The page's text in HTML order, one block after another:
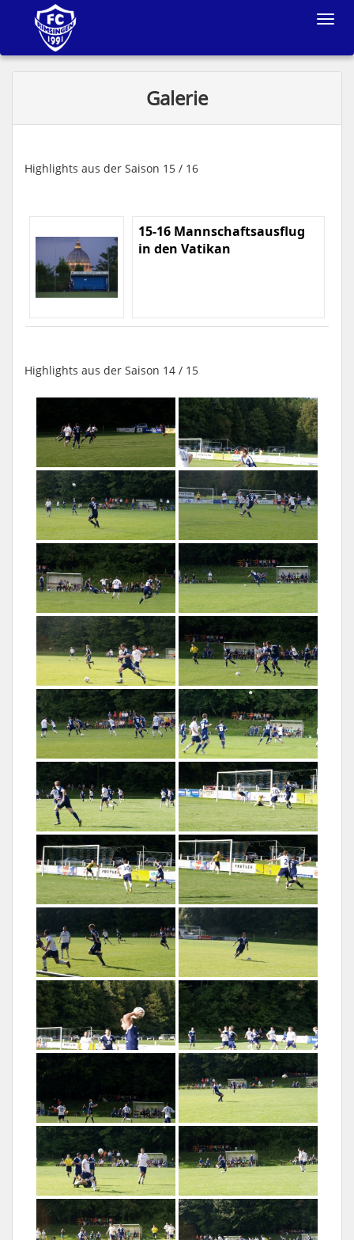
Toggle
Galerie
Highlights aus der Saison 15 / 16
15-16 Mannschaftsausflug
in den Vatikan
Highlights aus der Saison 14 / 15